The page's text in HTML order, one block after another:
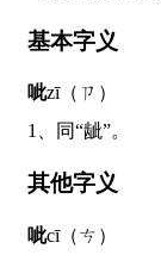
基本字义
呲zī（ㄗ）
1、同“龇”。
其他字义
呲cī（ㄘ）